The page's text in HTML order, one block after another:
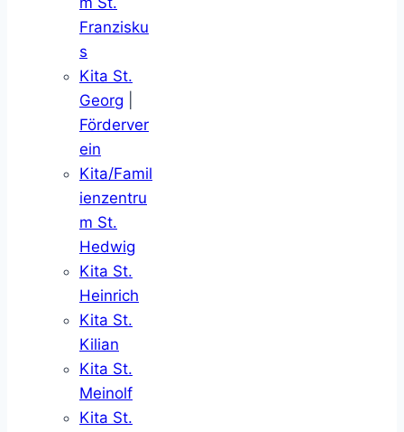
Franzisku
s
Kita St.
Georg
Förderver
ein
Kita/Famil
ienzentru
m St.
Hedwig
Kita St.
Heinrich
Kita St.
Kilian
Kita St.
Meinolf
Kita St.